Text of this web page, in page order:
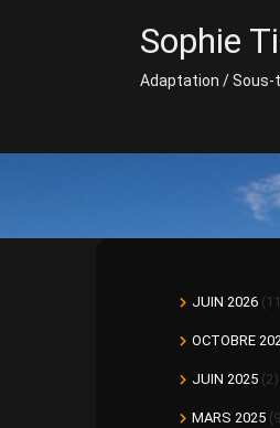
Sophie
Adaptation / Sous-
JUIN 2026
OCTOBRE
JUIN 2025 (2)
MARS 2025